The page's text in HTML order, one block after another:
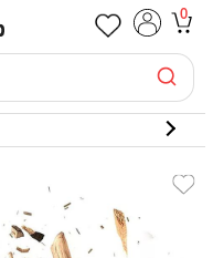
0
Moto Sierra